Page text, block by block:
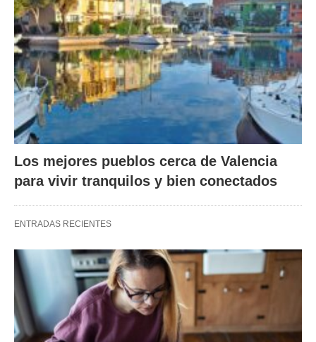
Los mejores pueblos cerca de Valencia
para vivir tranquilos y bien conectados
ENTRADAS RECIENTES